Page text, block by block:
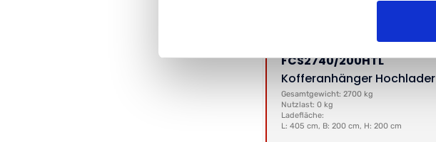
FCS2740/200HTL
Kofferanhänger Hochlader
Gesamtgewicht: 2700 kg
Nutzlast: 0 kg
Ladefläche:
L: 405 cm, B: 200 cm, H: 200 cm